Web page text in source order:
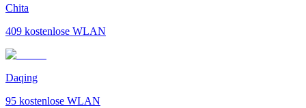
Chita
409 kostenlose WLAN
Daqing
95 kostenlose WLAN